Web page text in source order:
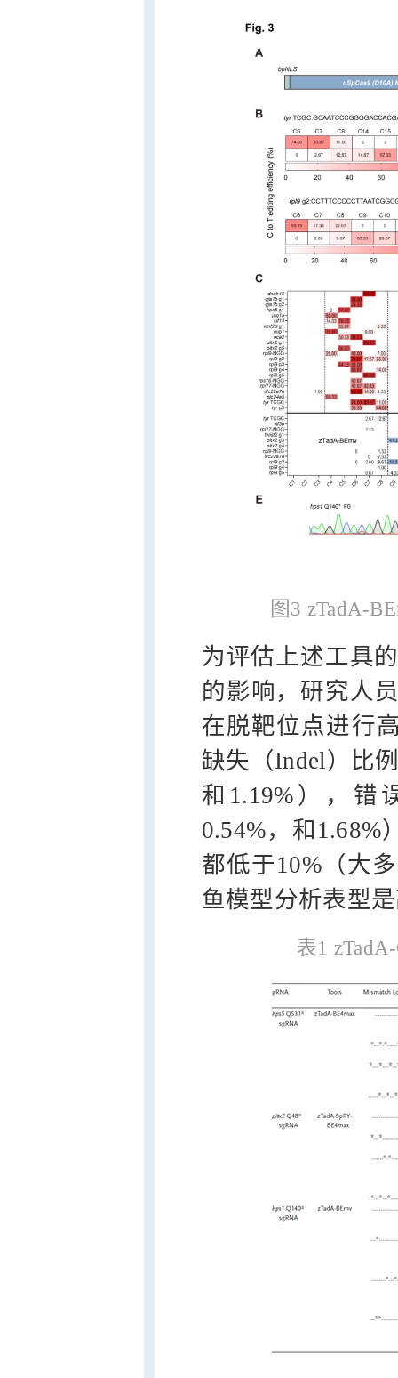
图3 zTadA-
为评估上述工具
的影响，研究人
在脱靶位点进行
缺失（Indel）比
和1.19%），错
0.54%，和
都低于10%（大
鱼模型分析表型
表1